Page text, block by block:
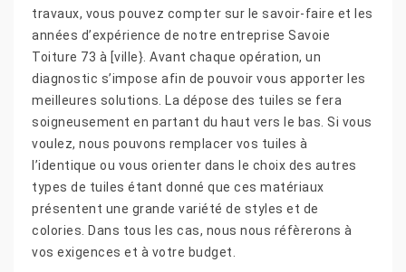
travaux, vous pouvez compter sur le savoir-faire et les
années d’expérience de notre entreprise Savoie
Toiture 73 à [ville}. Avant chaque opération, un
diagnostic s’impose afin de pouvoir vous apporter les
meilleures solutions. La dépose des tuiles se fera
soigneusement en partant du haut vers le bas. Si vous
voulez, nous pouvons remplacer vos tuiles à
l’identique ou vous orienter dans le choix des autres
types de tuiles étant donné que ces matériaux
présentent une grande variété de styles et de
colories. Dans tous les cas, nous nous réfèrerons à
vos exigences et à votre budget.